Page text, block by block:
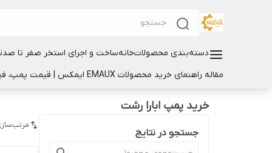
دسته‌بندی محصولاتخانهساخت و اجرای استخر صفر تا صد
مقاله راهنمای خرید محصولات EMAUX ایمکس | قیمت پمپ، فیلتر و تجهیزات استخر
خرید پمپ ابارا رشت
جستجو در نتایج